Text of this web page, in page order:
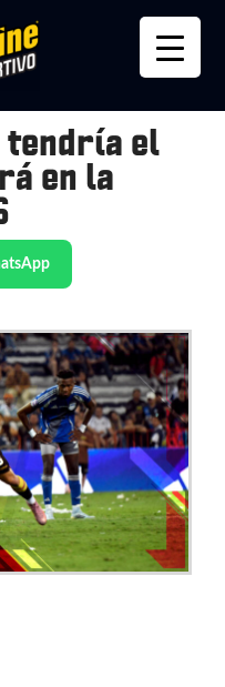
tendría el
en la